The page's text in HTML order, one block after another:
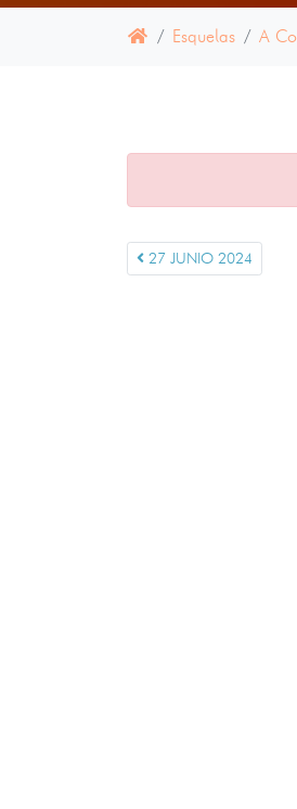
Esquelas A
27 JUNIO 2024